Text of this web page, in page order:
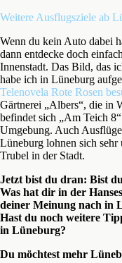
Weitere Ausflugsziele ab
Wenn du kein Auto dabei
dann entdecke doch
Innenstadt. Das Bild, das
habe ich in Lüneburg
Telenovela Rote Rosen
Gärtnerei „Albers“, die in
befindet sich „Am Teich
Umgebung. Auch
Lüneburg lohnen sich sehr
Trubel in der Stadt.
Jetzt bist du dran: Bist
Was hat dir in der
deiner Meinung nach in
Hast du noch weitere
in Lüneburg?
Du möchtest mehr